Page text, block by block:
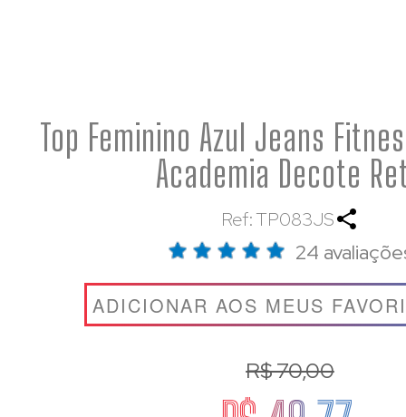
Top Feminino Azul Jeans
Academia Decote
Ref: TP083JS
24
ADICIONAR AOS MEUS
R$ 70,00